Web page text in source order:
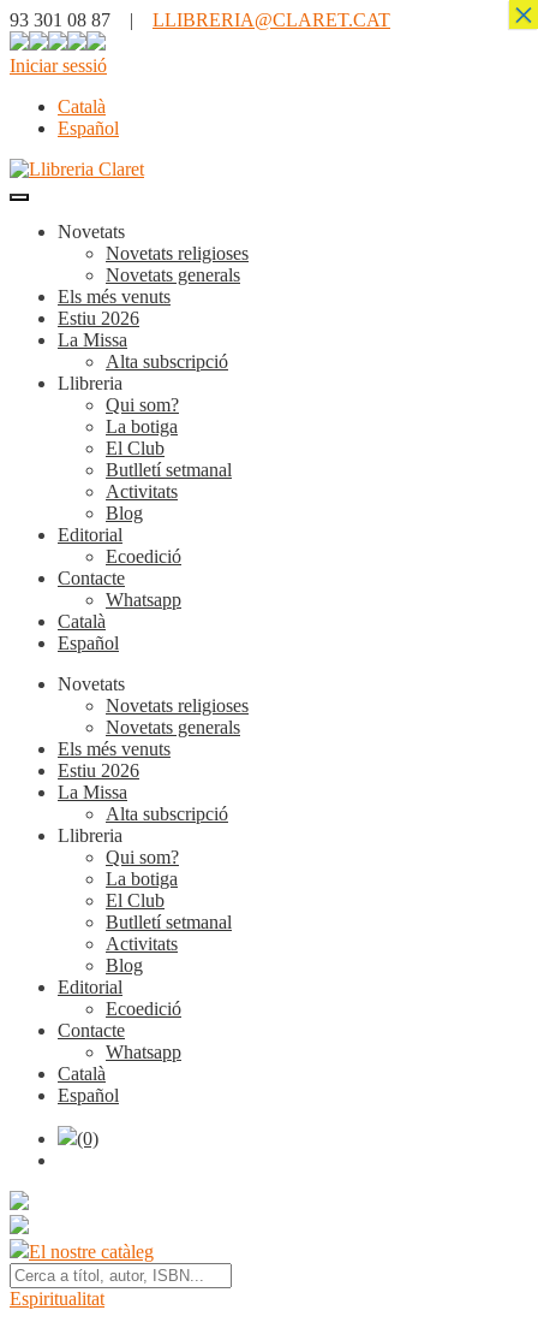
93 301 08 87 | LLIBRERIA@CLARET.CAT
Iniciar sessió
Català
Español
Novetats
Novetats religioses
Novetats generals
Els més venuts
Estiu 2026
La Missa
Alta subscripció
Llibreria
Qui som?
La botiga
El Club
Butlletí setmanal
Activitats
Blog
Editorial
Ecoedició
Contacte
Whatsapp
Català
Español
Novetats
Novetats religioses
Novetats generals
Els més venuts
Estiu 2026
La Missa
Alta subscripció
Llibreria
Qui som?
La botiga
El Club
Butlletí setmanal
Activitats
Blog
Editorial
Ecoedició
Contacte
Whatsapp
Català
Español
(0)
El nostre catàleg
Espiritualitat
×